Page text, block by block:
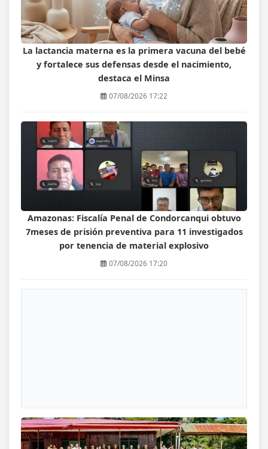
La lactancia materna es la primera vacuna del bebé
y fortalece sus defensas desde el nacimiento,
destaca el Minsa
07/08/2026 17:22
Amazonas: Fiscalía Penal de Condorcanqui obtuvo
7meses de prisión preventiva para 11 investigados
por tenencia de material explosivo
07/08/2026 17:20